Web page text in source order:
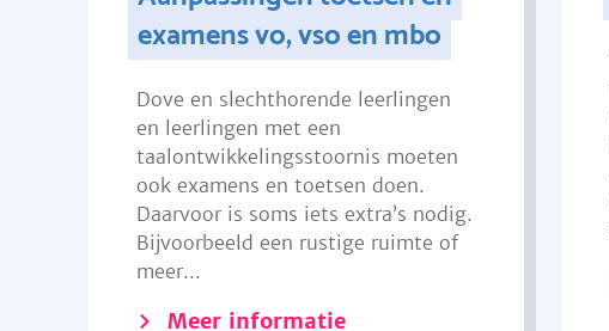
examens vo, vso en mbo
Dove en slechthorende leerlingen
en leerlingen met een
taalontwikkelingsstoornis moeten
ook examens en toetsen doen.
Daarvoor is soms iets extra’s nodig.
Bijvoorbeeld een rustige ruimte of
meer...
Meer informatie